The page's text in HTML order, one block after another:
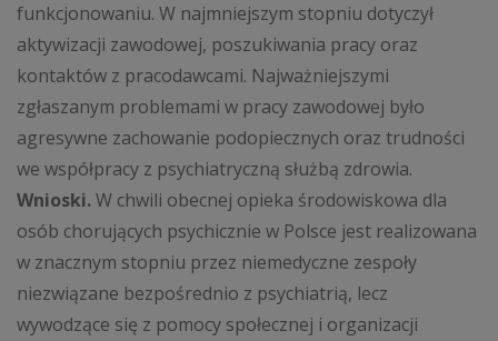
funkcjonowaniu. W najmniejszym stopniu dotyczył
aktywizacji zawodowej, poszukiwania pracy oraz
kontaktów z pracodawcami. Najważniejszymi
zgłaszanym problemami w pracy zawodowej było
agresywne zachowanie podopiecznych oraz trudności
we współpracy z psychiatryczną służbą zdrowia.
Wnioski.W chwili obecnej opieka środowiskowa dla
osób chorujących psychicznie w Polsce jest realizowana
w znacznym stopniu przez niemedyczne zespoły
niezwiązane bezpośrednio z psychiatrią, lecz
wywodzące się z pomocy społecznej i organizacji